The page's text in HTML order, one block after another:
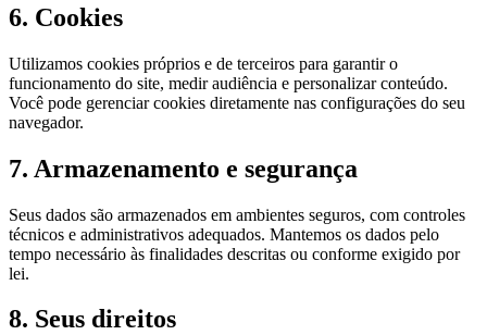
6. Cookies
Utilizamos cookies próprios e de terceiros para garantir o
funcionamento do site, medir audiência e personalizar conteúdo.
Você pode gerenciar cookies diretamente nas configurações do seu
navegador.
7. Armazenamento e segurança
Seus dados são armazenados em ambientes seguros, com controles
técnicos e administrativos adequados. Mantemos os dados pelo
tempo necessário às finalidades descritas ou conforme exigido por
lei.
8. Seus direitos